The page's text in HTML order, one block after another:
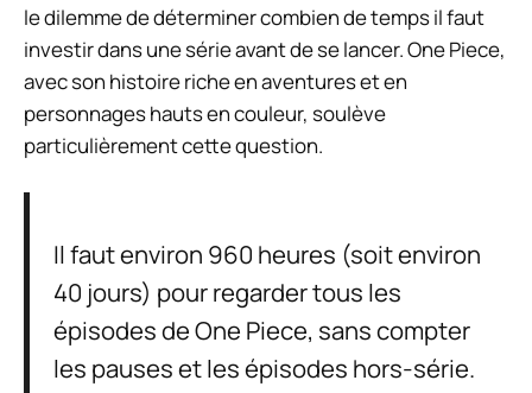
le dilemme de déterminer combien de temps il faut
investir dans une série avant de se lancer. One Piece,
avec son histoire riche en aventures et en
personnages hauts en couleur, soulève
particulièrement cette question.
Il faut environ 960 heures (soit environ
40 jours) pour regarder tous les
épisodes de One Piece, sans compter
les pauses et les épisodes hors-série.